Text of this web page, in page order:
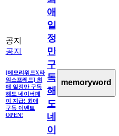
공지
공지
[메모리워드X타
임스프레드] 최
애 일정만 구독
해도 네이버페
이 지급! 최애
구독 이벤트
OPEN!
애
일
정
만
구
독
해
도
네
이
memoryword